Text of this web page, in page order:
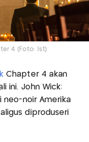
4 (Foto: Ist)
Chapter 4 akan
ini. John Wick:
neo-noir Amerika
diproduseri